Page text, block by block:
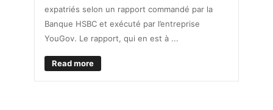
expatriés selon un rapport commandé par la
Banque HSBC et exécuté par l’entreprise
YouGov. Le rapport, qui en est à ...
Read more